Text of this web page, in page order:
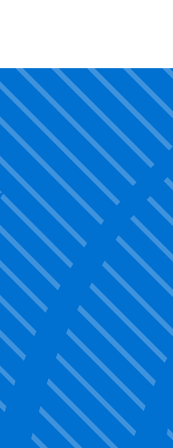
see content